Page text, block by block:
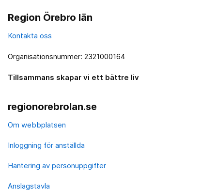
Region Örebro län
Kontakta oss
Organisationsnummer: 2321000164
Tillsammans skapar vi ett bättre liv
regionorebrolan.se
Om webbplatsen
Inloggning för anställda
Hantering av personuppgifter
Anslagstavla